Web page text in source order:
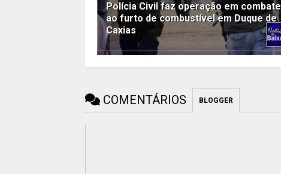
Polícia Civil faz operação em combate
ao furto de combustível em Duque de
Caxias
COMENTÁRIOS BLOGGER